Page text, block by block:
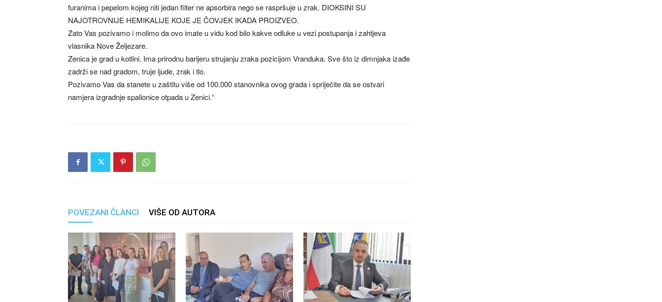
furanima i pepelom kojeg niti jedan filter ne apsorbira nego se raspršuje u zrak. DIOKSINI SU
NAJOTROVNIJE HEMIKALIJE KOJE JE ČOVJEK IKADA PROIZVEO.
Zato Vas pozivamo i molimo da ovo imate u vidu kod bilo kakve odluke u vezi postupanja i zahtjeva
vlasnika Nove Željezare.
Zenica je grad u kotlini. Ima prirodnu barijeru strujanju zraka pozicijom Vranduka. Sve što iz dimnjaka izađe
zadrži se nad gradom, truje ljude, zrak i tlo.
Pozivamo Vas da stanete u zaštitu više od 100.000 stanovnika ovog grada i spriječite da se ostvari
namjera izgradnje spalionice otpada u Zenici.“
POVEZANI ČLANCI VIŠE OD AUTORA